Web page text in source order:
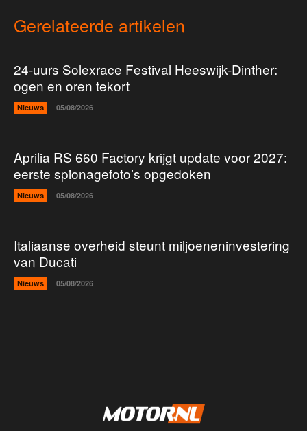
Gerelateerde artikelen
24-uurs Solexrace Festival Heeswijk-Dinther:
ogen en oren tekort
Nieuws 05/08/2026
Aprilia RS 660 Factory krijgt update voor 2027:
eerste spionagefoto’s opgedoken
Nieuws 05/08/2026
Italiaanse overheid steunt miljoeneninvestering
van Ducati
Nieuws 05/08/2026